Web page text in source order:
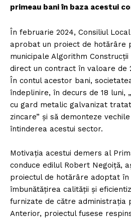
primeau bani în baza acestui
În februarie 2024, Consiliul
aprobat un proiect de hotărâre
municipale Algorithm
direct un contract în valoare de
În contul acestor bani,
îndeplinire, în decurs de 18 luni,
cu gard metalic galvanizat
zincare” și să demonteze
întinderea acestui sector.
Motivația acestui demers al
conduce edilul Robert Negoiță,
proiectul de hotărâre adoptat
îmbunătăţirea calității și
furnizate de către administrația
Anterior, proiectul fusese